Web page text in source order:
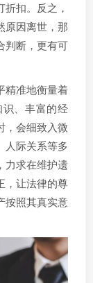
扣。反之，
原因离世，那
判断，更有可
准地衡量着
、丰富的经
，会细致入微
人际关系等多
力求在维护遗
，让法律的尊
按照其真实意